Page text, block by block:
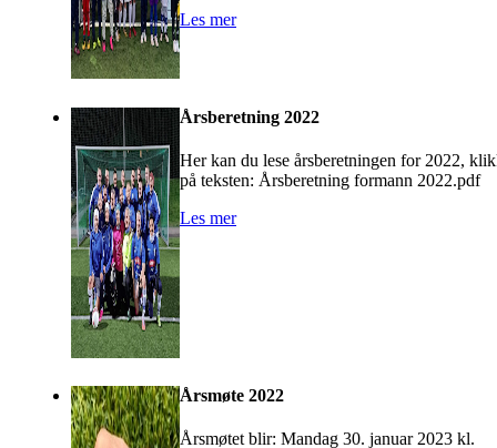
Les mer
Årsberetning 2022
Her kan du lese årsberetningen for 2022,
på teksten: Årsberetning formann 2022.pdf
Les mer
Årsmøte 2022
Årsmøtet blir: Mandag 30. januar 2023 kl.